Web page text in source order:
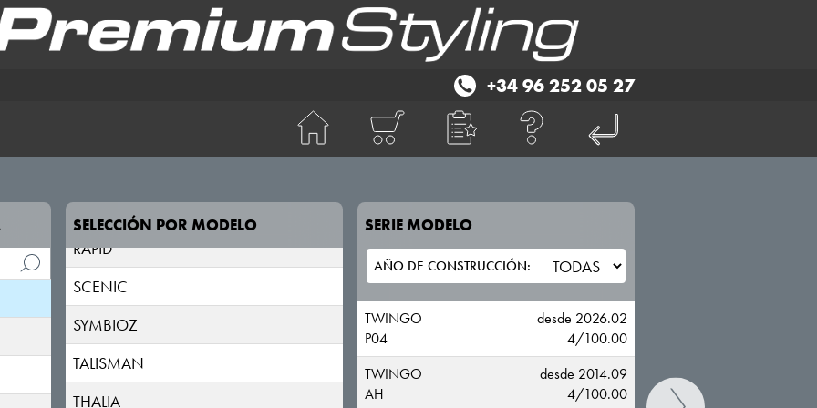
+34 96 252 05 27
SELECCIÓN POR MODELO
LAGUNA
LATITUDE
RAPID
SCENIC
SYMBIOZ
TALISMAN
THALIA
SERIE MODELO
TWINGO
P04
desde 2026.02
4/100.00
TWINGO
AH
desde 2014.09
4/100.00